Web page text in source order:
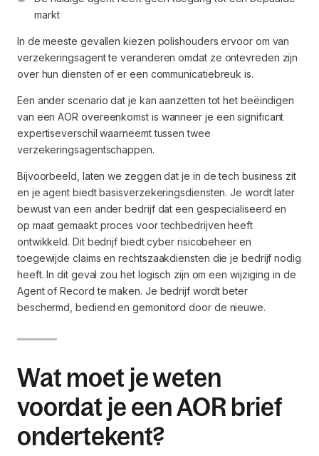
markt
In de meeste gevallen kiezen polishouders ervoor om van
verzekeringsagent te veranderen omdat ze ontevreden zijn
over hun diensten of er een communicatiebreuk is.
Een ander scenario dat je kan aanzetten tot het beëindigen
van een AOR overeenkomst is wanneer je een significant
expertiseverschil waarneemt tussen twee
verzekeringsagentschappen.
Bijvoorbeeld, laten we zeggen dat je in de tech business zit
en je agent biedt basisverzekeringsdiensten. Je wordt later
bewust van een ander bedrijf dat een gespecialiseerd en
op maat gemaakt proces voor techbedrijven heeft
ontwikkeld. Dit bedrijf biedt cyber risicobeheer en
toegewijde claims en rechtszaakdiensten die je bedrijf nodig
heeft. In dit geval zou het logisch zijn om een wijziging in de
Agent of Record te maken. Je bedrijf wordt beter
beschermd, bediend en gemonitord door de nieuwe.
Wat moet je weten
voordat je een AOR brief
ondertekent?